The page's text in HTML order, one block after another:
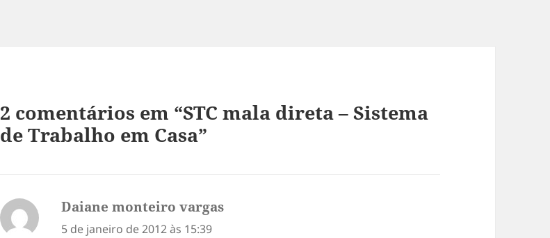
2 comentários em “STC mala direta – Sistema
de Trabalho em Casa”
Daiane monteiro vargas
5 de janeiro de 2012 às 15:39